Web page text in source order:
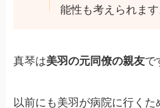
能性も考えられます
真琴は美羽の元同僚の親友で
以前にも美羽が病院に行く